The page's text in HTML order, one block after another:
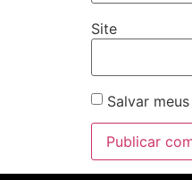
Site
Salvar